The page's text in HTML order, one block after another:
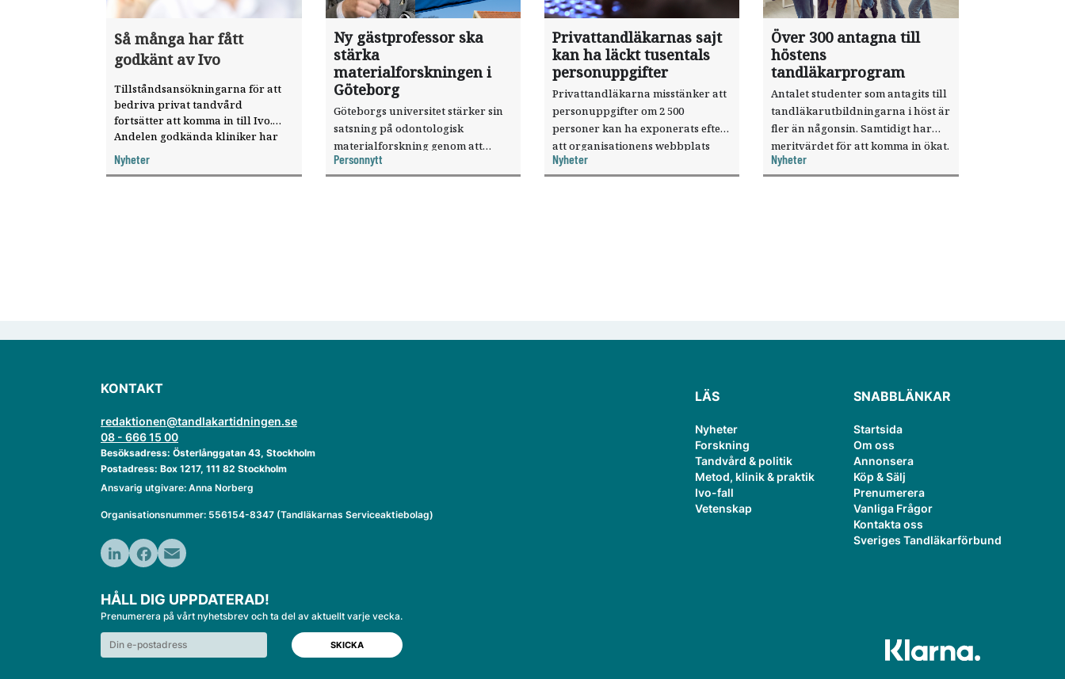
Så många har fått
godkänt av Ivo
Tillståndsansökningarna för att
bedriva privat tandvård
fortsätter att komma in till Ivo.
Andelen godkända kliniker har
Nyheter
Ny gästprofessor ska
stärka
materialforskningen i
Göteborg
Göteborgs universitet stärker sin
satsning på odontologisk
materialforskning genom att
knyta forskaren Pekka Vallittu till
verksamheten som gästprofessor.
Personnytt
Privattandläkarnas sajt
kan ha läckt tusentals
personuppgifter
Privattandläkarna misstänker att
personuppgifter om 2 500
personer kan ha exponerats efter
att organisationens webbplats
utnyttjats genom en sårbarhet i ett
publiceringsverktyg.
Nyheter
Över 300 antagna till
höstens
tandläkarprogram
Antalet studenter som antagits till
tandläkarutbildningarna i höst är
fler än någonsin. Samtidigt har
meritvärdet för att komma in ökat.
Nyheter
KONTAKT
redaktionen@tandlakartidningen.se
08 - 666 15 00
Besöksadress: Österlånggatan 43, Stockholm
Postadress: Box 1217, 111 82 Stockholm
Ansvarig utgivare: Anna Norberg
Organisationsnummer: 556154-8347 (Tandläkarnas Serviceaktiebolag)
HÅLL DIG UPPDATERAD!
Prenumerera på vårt nyhetsbrev och ta del av aktuellt varje vecka.
LÄS
Nyheter
Forskning
Tandvård & politik
Metod, klinik & praktik
Ivo-fall
Vetenskap
SNABBLÄNKAR
Startsida
Om oss
Annonsera
Köp & Sälj
Prenumerera
Vanliga Frågor
Kontakta oss
Sveriges Tandläkarförbund